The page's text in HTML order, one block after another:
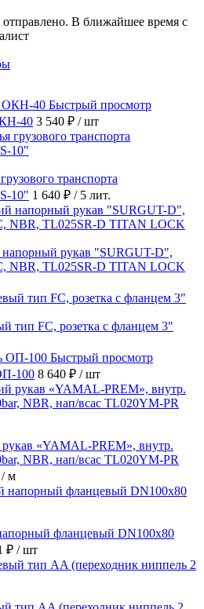
В ближайшее время с
Быстрый просмотр
40 3 540 ₽ / шт
транспорта
10" 1 640 ₽ / 5 лит.
напорный рукав "SURGUT-D",
NBR, TL025SR-D TITAN LOCK
тип FC, розетка с фланцем 3"
Быстрый просмотр
100 8 640 ₽ / шт
«YAMAL-PREM», внутр.
NBR, нап/всас TL020YM-PR
/ м
фланцевый DN100х80
₽ / шт